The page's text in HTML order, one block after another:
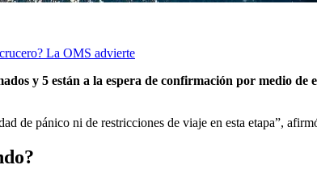
La OMS advierte
y 5 están a la espera de confirmación por medio de
de pánico ni de restricciones de viaje en esta etapa”,